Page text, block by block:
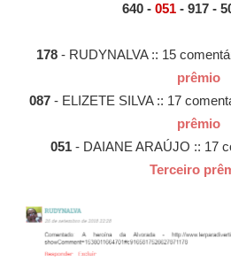
640 - 051 - 917 -
178 - RUDYNALVA :: 15
prêmio
087 - ELIZETE SILVA :: 17
prêmio
051 - DAIANE ARAÚJO :: 17
Terceiro